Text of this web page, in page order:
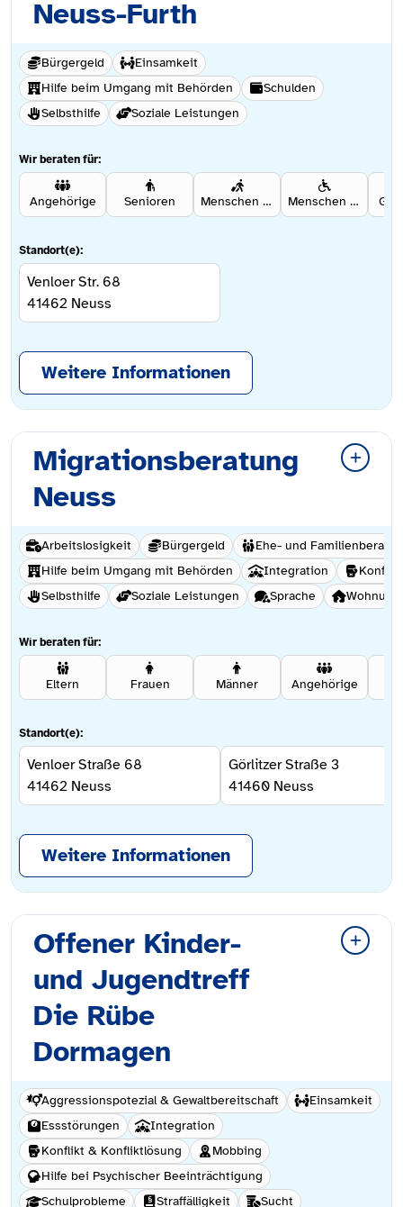
Neuss-Furth
Bürgergeld
Einsamkeit
Hilfe beim Umgang mit Behörden
Schulden
Selbsthilfe
Soziale Leistungen
Wir beraten für:
Angehörige Senioren Menschen mit Migrationshintergrund Menschen mit Behinderung
Standort(e):
Venloer Str. 68
41462 Neuss
Weitere Informationen
Migrationsberatung
Neuss
Arbeitslosigkeit Bürgergeld
Ehe- und
Hilfe beim Umgang mit Behörden
Integration
Selbsthilfe
Soziale Leistungen Sprache
Wir beraten für:
Eltern Frauen Männer Angehörige
Standort(e):
Venloer Straße 68
41462 Neuss
Görlitzer Straße 3
41460 Neuss
Weitere Informationen
Offener Kinder-
und Jugendtreff
Die Rübe
Dormagen
Aggressionspotezial & Gewaltbereitschaft
Einsamkeit
Essstörungen
Integration
Konflikt & Konfliktlösung
Mobbing
Hilfe bei Psychischer Beeinträchtigung
Schulprobleme
Straffälligkeit Sucht